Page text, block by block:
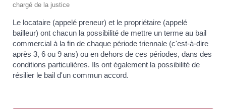
chargé de la justice
Le locataire (appelé preneur) et le propriétaire (appelé
bailleur) ont chacun la possibilité de mettre un terme au bail
commercial à la fin de chaque période triennale (c'est-à-dire
après 3, 6 ou 9 ans) ou en dehors de ces périodes, dans des
conditions particulières. Ils ont également la possibilité de
résilier le bail d'un commun accord.